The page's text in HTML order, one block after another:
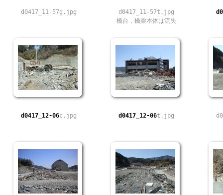
d0417_11-57g.jpg
d0417_11-57t.jpg
橋台，橋梁本体は流失
d0417_12-06c.jpg d0417_12-06t.jpg